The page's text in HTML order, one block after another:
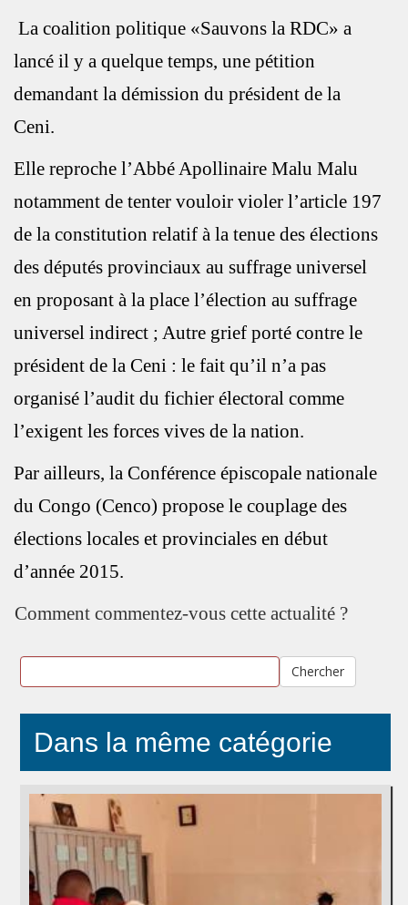
La coalition politique «Sauvons la RDC» a
lancé il y a quelque temps, une pétition
demandant la démission du président de la
Ceni.
Elle reproche l’Abbé Apollinaire Malu Malu
notamment de tenter vouloir violer l’article 197
de la constitution relatif à la tenue des élections
des députés provinciaux au suffrage universel
en proposant à la place l’élection au suffrage
universel indirect ; Autre grief porté contre le
président de la Ceni : le fait qu’il n’a pas
organisé l’audit du fichier électoral comme
l’exigent les forces vives de la nation.
Par ailleurs, la Conférence épiscopale nationale
du Congo (Cenco) propose le couplage des
élections locales et provinciales en début
d’année 2015.
Comment commentez-vous cette actualité ?
Chercher
Dans la même catégorie